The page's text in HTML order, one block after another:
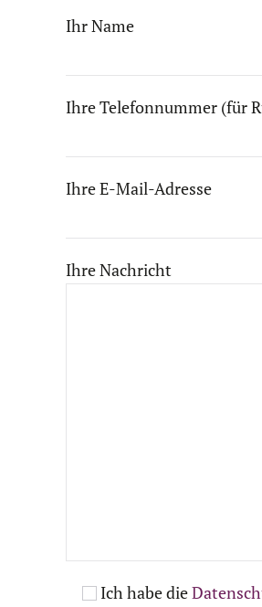
Bitte lassen Sie dieses Feld
Ihr Name
Ihre Telefonnummer (für
Ihre E-Mail-Adresse
Ihre Nachricht
Ich habe die